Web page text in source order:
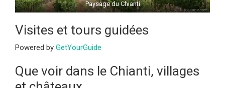
Paysage du Chianti
Visites et tours guidées
Powered by GetYourGuide
Que voir dans le Chianti, villages